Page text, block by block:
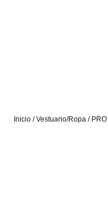
Inicio /Vestuario/Ropa / PRO